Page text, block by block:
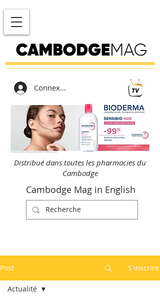
Connexion
Distribué dans toutes les pharmacies du
Cambodge
Cambodge Mag in English
Post S'inscrire
Actualité